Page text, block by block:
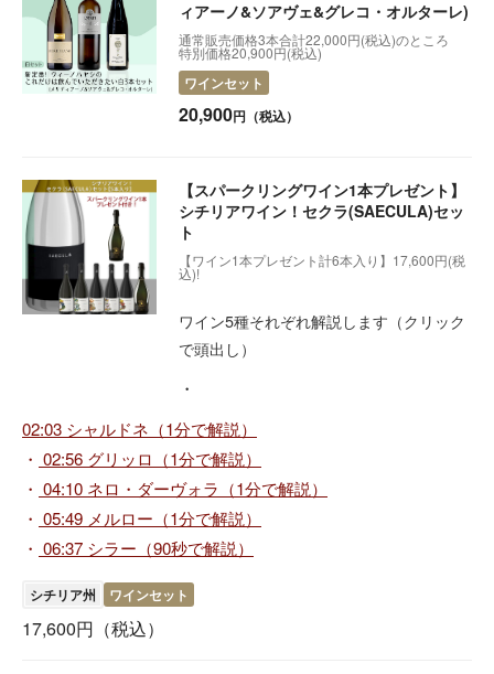
ィアーノ&ソアヴェ&グレコ・オルターレ)
通常販売価格3本合計22,000円(税込)のところ
特別価格20,900円(税込)
ワインセット
20,900円（税込）
【スパークリングワイン1本プレゼント】
シチリアワイン！セクラ(SAECULA)セッ
ト
【ワイン1本プレゼント計6本入り】17,600円(税
込)!
ワイン5種それぞれ解説します（クリック
で頭出し）
・
02:03 シャルドネ（1分で解説）
・ 02:56 グリッロ（1分で解説）
・ 04:10 ネロ・ダーヴォラ（1分で解説）
・ 05:49 メルロー（1分で解説）
・ 06:37 シラー（90秒で解説）
シチリア州 ワインセット
17,600円（税込）